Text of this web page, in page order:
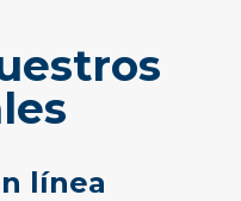
línea